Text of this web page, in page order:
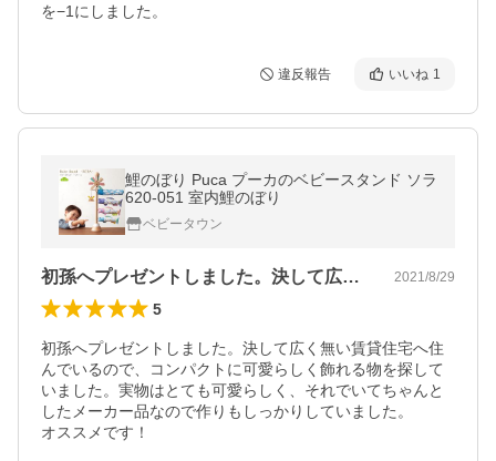
を−1にしました。
違反報告 いいね 1
鯉のぼり Puca プーカのベビースタンド ソラ
620-051 室内鯉のぼり
ベビータウン
初孫へプレゼントしました。決して広く無… 2021/8/29
5
初孫へプレゼントしました。決して広く無い賃貸住宅へ住
んでいるので、コンパクトに可愛らしく飾れる物を探して
いました。実物はとても可愛らしく、それでいてちゃんと
したメーカー品なので作りもしっかりしていました。
オススメです！